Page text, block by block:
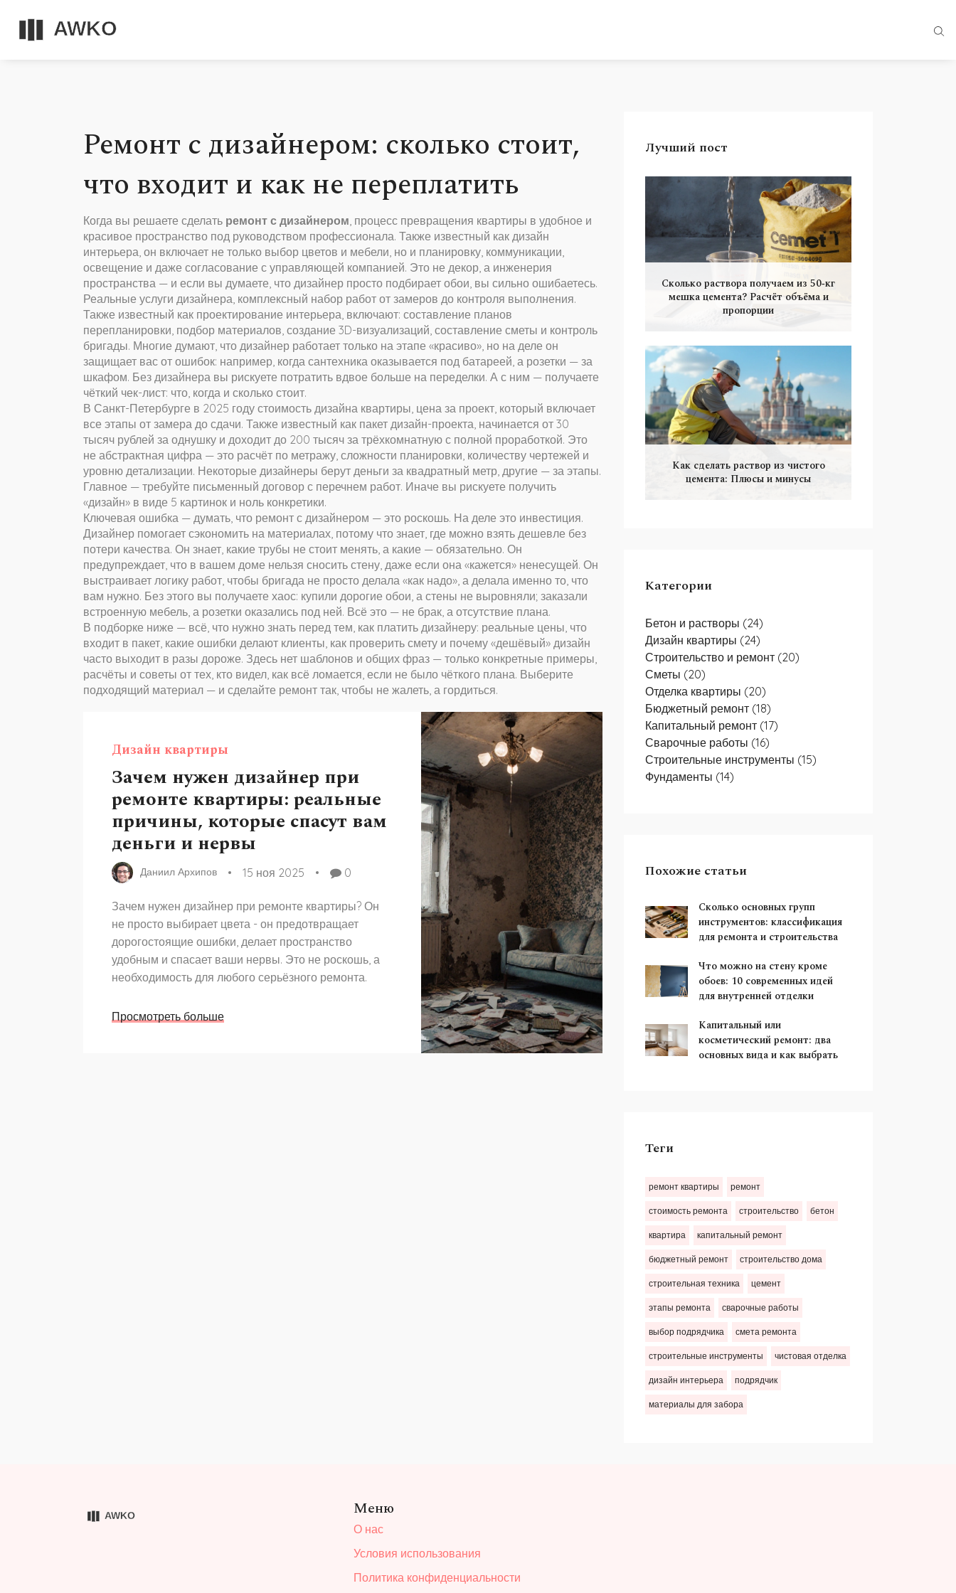
Ремонт с дизайнером: сколько стоит,
что входит и как не переплатить
Когда вы решаете сделать ремонт с дизайнером, процесс превращения квартиры в удобное и
красивое пространство под руководством профессионала. Также известный как дизайн
интерьера, он включает не только выбор цветов и мебели, но и планировку, коммуникации,
освещение и даже согласование с управляющей компанией. Это не декор, а инженерия
пространства — и если вы думаете, что дизайнер просто подбирает обои, вы сильно ошибаетесь.
Реальные услуги дизайнера, комплексный набор работ от замеров до контроля выполнения.
Также известный как проектирование интерьера, включают: составление планов
перепланировки, подбор материалов, создание 3D-визуализаций, составление сметы и контроль
бригады. Многие думают, что дизайнер работает только на этапе «красиво», но на деле он
защищает вас от ошибок: например, когда сантехника оказывается под батареей, а розетки — за
шкафом. Без дизайнера вы рискуете потратить вдвое больше на переделки. А с ним — получаете
чёткий чек-лист: что, когда и сколько стоит.
В Санкт-Петербурге в 2025 году стоимость дизайна квартиры, цена за проект, который включает
все этапы от замера до сдачи. Также известный как пакет дизайн-проекта, начинается от 30
тысяч рублей за однушку и доходит до 200 тысяч за трёхкомнатную с полной проработкой. Это
не абстрактная цифра — это расчёт по метражу, сложности планировки, количеству чертежей и
уровню детализации. Некоторые дизайнеры берут деньги за квадратный метр, другие — за этапы.
Главное — требуйте письменный договор с перечнем работ. Иначе вы рискуете получить
«дизайн» в виде 5 картинок и ноль конкретики.
Ключевая ошибка — думать, что ремонт с дизайнером — это роскошь. На деле это инвестиция.
Дизайнер помогает сэкономить на материалах, потому что знает, где можно взять дешевле без
потери качества. Он знает, какие трубы не стоит менять, а какие — обязательно. Он
предупреждает, что в вашем доме нельзя сносить стену, даже если она «кажется» ненесущей. Он
выстраивает логику работ, чтобы бригада не просто делала «как надо», а делала именно то, что
вам нужно. Без этого вы получаете хаос: купили дорогие обои, а стены не выровняли; заказали
встроенную мебель, а розетки оказались под ней. Всё это — не брак, а отсутствие плана.
В подборке ниже — всё, что нужно знать перед тем, как платить дизайнеру: реальные цены, что
входит в пакет, какие ошибки делают клиенты, как проверить смету и почему «дешёвый» дизайн
часто выходит в разы дороже. Здесь нет шаблонов и общих фраз — только конкретные примеры,
расчёты и советы от тех, кто видел, как всё ломается, если не было чёткого плана. Выберите
подходящий материал — и сделайте ремонт так, чтобы не жалеть, а гордиться.
Дизайн квартиры
Зачем нужен дизайнер при
ремонте квартиры: реальные
причины, которые спасут вам
деньги и нервы
Даниил Архипов 15 ноя 2025 0
Зачем нужен дизайнер при ремонте квартиры? Он
не просто выбирает цвета - он предотвращает
дорогостоящие ошибки, делает пространство
удобным и спасает ваши нервы. Это не роскошь, а
необходимость для любого серьёзного ремонта.
Просмотреть больше
Лучший пост
Сколько раствора получаем из 50‑кг
мешка цемента? Расчёт объёма и
пропорции
Как сделать раствор из чистого
цемента: Плюсы и минусы
Категории
Бетон и растворы (24)
Дизайн квартиры (24)
Строительство и ремонт (20)
Сметы (20)
Отделка квартиры (20)
Бюджетный ремонт (18)
Капитальный ремонт (17)
Сварочные работы (16)
Строительные инструменты (15)
Фундаменты (14)
Похожие статьи
Сколько основных групп
инструментов: классификация
для ремонта и строительства
Что можно на стену кроме
обоев: 10 современных идей
для внутренней отделки
Капитальный или
косметический ремонт: два
основных вида и как выбрать
Теги
ремонт квартиры ремонт
стоимость ремонта строительство бетон
квартира капитальный ремонт
бюджетный ремонт строительство дома
строительная техника цемент
этапы ремонта сварочные работы
выбор подрядчика смета ремонта
строительные инструменты чистовая отделка
дизайн интерьера подрядчик
материалы для забора
Меню
О нас
Условия использования
Политика конфиденциальности